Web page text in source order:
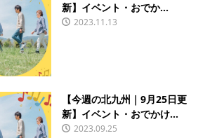
新】イベント・おでか...
2023.11.13
【今週の北九州｜9月25日更
新】イベント・おでかけ...
2023.09.25